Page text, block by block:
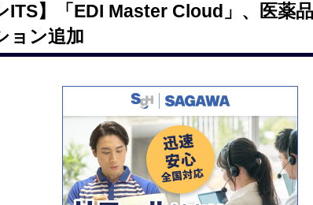
ITS】「EDI Master Cloud」、医薬
ョン追加